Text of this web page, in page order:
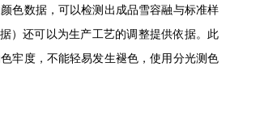
色数据，可以检测出成品雪容融与标准样
）还可以为生产工艺的调整提供依据。此
牢度，不能轻易发生褪色，使用分光测色